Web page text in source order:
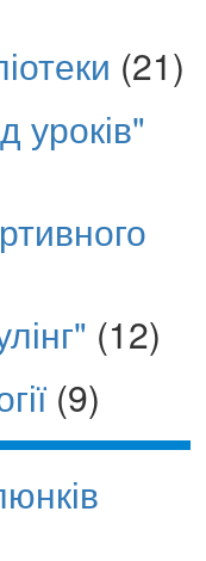
(21)
уроків"
(12)
(9)